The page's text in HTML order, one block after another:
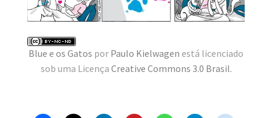
MINHA CONTA
CARRINHO
Blue e os Gatos por Paulo Kielwagen está licenciado
sob uma Licença Creative Commons 3.0 Brasil.